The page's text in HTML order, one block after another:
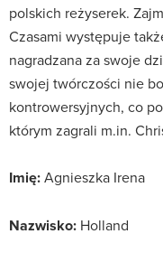
polskich reżyserek.
Czasami występuje
nagradzana za swoje
swojej twórczości nie
kontrowersyjnych, co
którym zagrali m.in.
Imię:Agnieszka Irena
Nazwisko: Holland